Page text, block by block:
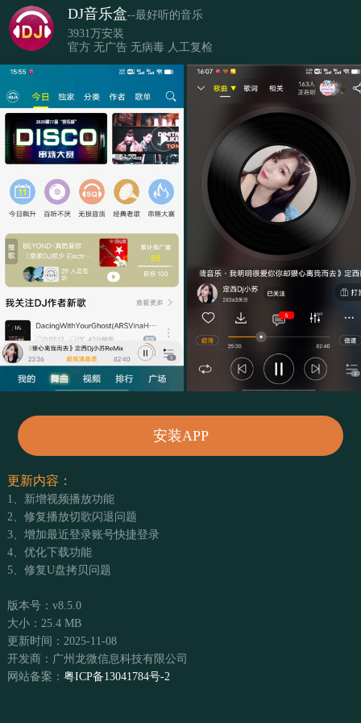
DJ音乐盒--最好听的音乐
3931万安装
官方 无广告 无病毒 人工复检
安装APP
更新内容：
1、新增视频播放功能
2、修复播放切歌闪退问题
3、增加最近登录账号快捷登录
4、优化下载功能
5、修复U盘拷贝问题
版本号：v8.5.0
大小：25.4 MB
更新时间：2025-11-08
开发商：广州龙微信息科技有限公司
网站备案： 粤ICP备13041784号-2